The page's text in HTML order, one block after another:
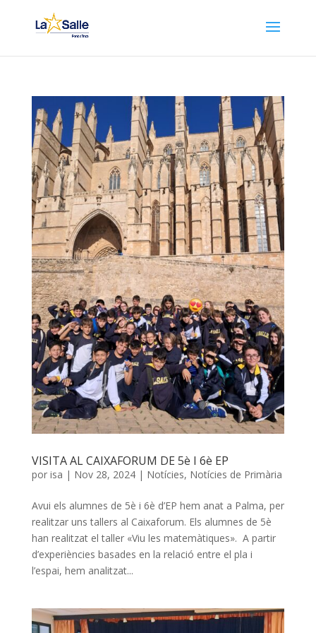
VISITA AL CAIXAFORUM DE 5è I 6è EP
por isa | Nov 28, 2024| Notícies, Notícies de Primària
Avui els alumnes de 5è i 6è d’EP hem anat a Palma, per
realitzar uns tallers al Caixaforum. Els alumnes de 5è
han realitzat el taller «Viu les matemàtiques». A partir
d’experiències basades en la relació entre el pla i
l’espai, hem analitzat...